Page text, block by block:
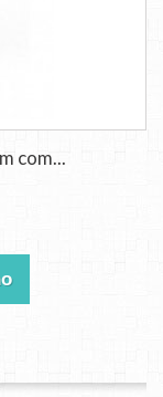
com...